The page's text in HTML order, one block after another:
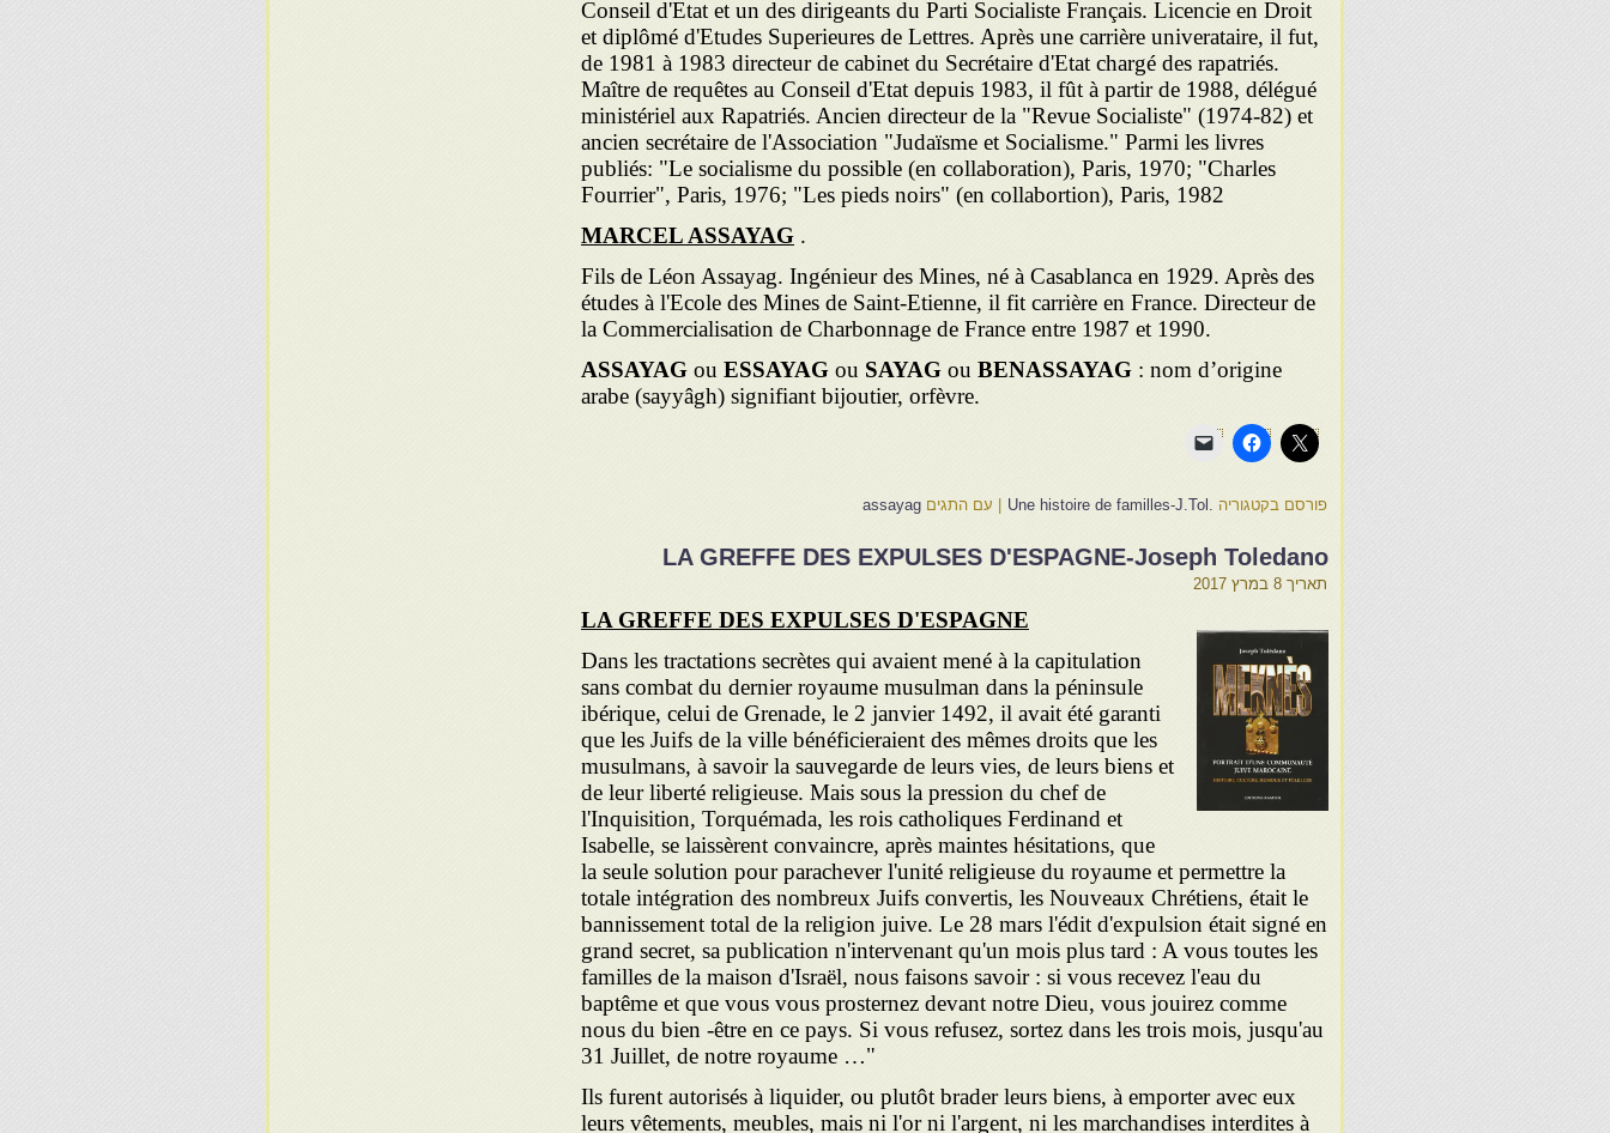
Conseil d'Etat et un des dirigeants du Parti Socialiste Français. Licencie en Droit
et diplômé d'Etudes Superieures de Lettres. Après une carrière univerataire, il fut,
de 1981 à 1983 directeur de cabinet du Secrétaire d'Etat chargé des rapatriés.
Maître de requêtes au Conseil d'Etat depuis 1983, il fût à partir de 1988, délégué
ministériel aux Rapatriés. Ancien directeur de la "Revue Socialiste" (1974-82) et
ancien secrétaire de l'Asso­ciation "Judaïsme et Socialisme." Parmi les livres
publiés: "Le socialisme du possible (en collaboration), Paris, 1970; "Charles
Fourrier", Paris, 1976; "Les pieds noirs" (en collabortion), Paris, 1982
.
MARCEL ASSAYAG
Fils de Léon Assayag. Ingénieur des Mines, né à Casablanca en 1929. Après des
études à l'Ecole des Mines de Saint-Etienne, il fit carrière en France. Directeur de
la Commercialisation de Charbonnage de France entre 1987 et 1990.
ASSAYAG ou ESSAYAG ou SAYAG ou BENASSAYAG : nom d’origine
arabe (sayyâgh) signifiant bijoutier, orfèvre.
פורסם בקטגוריה .Une histoire de familles-J.Tol עם התגים assayag
LA GREFFE DES EXPULSES D'ESPAGNE-Joseph Toledano
תאריך 8 במרץ 2017
LA GREFFE DES EXPULSES D'ESPAGNE
Dans les tractations secrètes qui avaient mené à la capitulation
sans com­bat du dernier royaume musulman dans la péninsule
ibérique, celui de Gre­nade, le 2 janvier 1492, il avait été garanti
que les Juifs de la ville bénéficie­raient des mêmes droits que les
musulmans, à savoir la sauvegarde de leurs vies, de leurs biens et
de leur liberté religieuse. Mais sous la pression du chef de
l'Inquisition, Torquémada, les rois catholiques Ferdinand et
Isabelle, se laissèrent convaincre, après maintes hésitations, que
la seule solution pour parachever l'unité religieuse du royaume et permettre la
totale intégration des nombreux Juifs convertis, les Nouveaux Chrétiens, était le
bannissement total de la religion juive. Le 28 mars l'édit d'expulsion était signé en
grand secret, sa publication n'intervenant qu'un mois plus tard : A vous toutes les
familles de la maison d'Israël, nous faisons savoir : si vous recevez l'eau du
baptême et que vous vous prosternez devant notre Dieu, vous jouirez comme
nous du bien -être en ce pays. Si vous refusez, sortez dans les trois mois, jusqu'au
31 Juillet, de notre royaume …"
Ils furent autorisés à liquider, ou plutôt brader leurs biens, à emporter avec eux
leurs vêtements, meubles, mais ni l'or ni l'argent, ni les marchandises interdites à